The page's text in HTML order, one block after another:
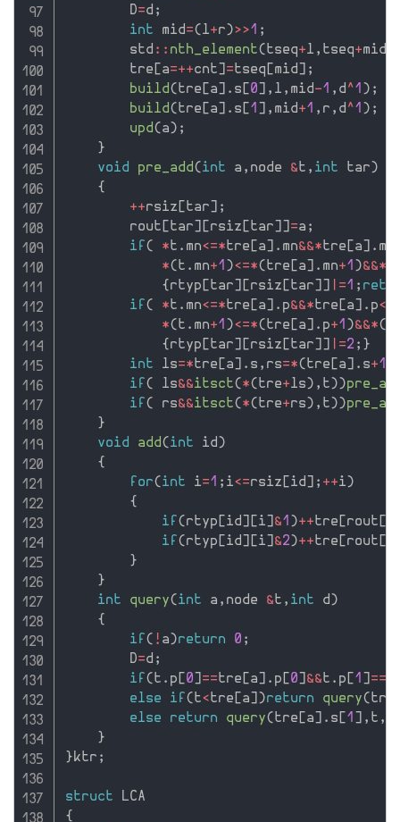
        D
=d ;
int mid=(l+r)>>1 ;
        std
:: nth_element(tseq+l , tseq+mid
        tre
[a=++cnt] =tseq [mid] ;
build(tre [a] . s [0] , l , mid-1 , d ^1 ) ;
build(tre [a] . s [1 ] , mid+1 , r , d ^1 ) ;
upd(a) ;
}
void
pre_add(int a , node &t , int tar)
{
++rsiz [tar] ;
        rout
[tar] [rsiz [tar] ] =a ;
if ( *t . mn<=*tre [a] . mn&&*tre [a] . mx
*(t . mn+1 )<=*(tre [a] . mn+1 )&&*
{rtyp [tar] [rsiz [tar] ] | =1 ;
if ( *t . mn<=*tre [a] . p&&*tre [a] . p<=
*(t . mn+1 )<=*(tre [a] . p+1 )&&*(
{rtyp [tar] [rsiz [tar] ] | =2 ; }
int ls=*tre [a] . s , rs=*(tre [a] . s+1
if ( ls&&itsct(*(tre+ls) , t))
if ( rs&&itsct(*(tre+rs) , t))
}
void
add(int id)
{
for(int i=1 ; i<=rsiz [id] ; ++i)
{
if (rtyp [id] [i] &1 )++tre [rout [
if (rtyp [id] [i] &2)++tre [rout [
}
}
int
query(int a , node &t , int d)
{
if ( ! a)return 0 ;
        D
=d ;
if (t . p [0] ==tre [a] . p [0] &&t . p [1 ] ==
else
if (t<tre [a] )return query(tre
else
return query(tre [a] . s [1 ] , t ,
}
}ktr ;
struct
{